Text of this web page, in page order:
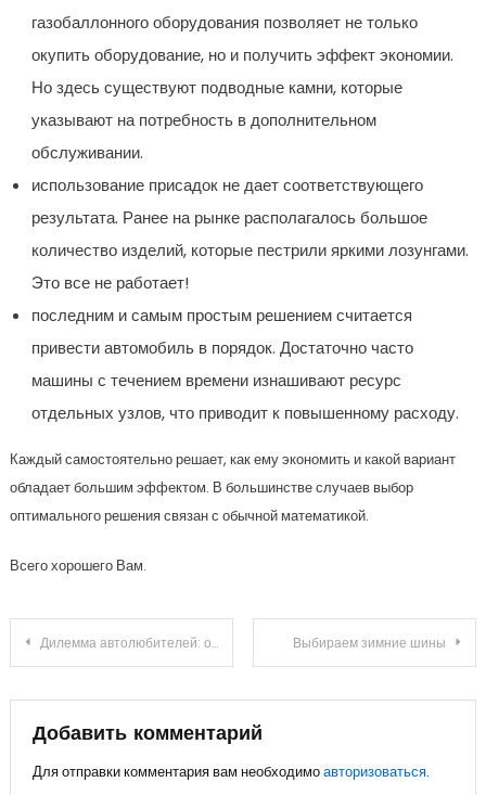
газобаллонного оборудования позволяет не только
окупить оборудование, но и получить эффект экономии.
Но здесь существуют подводные камни, которые
указывают на потребность в дополнительном
обслуживании.
использование присадок не дает соответствующего
результата. Ранее на рынке располагалось большое
количество изделий, которые пестрили яркими лозунгами.
Это все не работает!
последним и самым простым решением считается
привести автомобиль в порядок. Достаточно часто
машины с течением времени изнашивают ресурс
отдельных узлов, что приводит к повышенному расходу.
Каждый самостоятельно решает, как ему экономить и какой вариант
обладает большим эффектом. В большинстве случаев выбор
оптимального решения связан с обычной математикой.
Всего хорошего Вам.
Навигация
записям
Дилемма автолюбителей: оригинальные или запчасти-заменители? Выбираем зимние шины
Добавить комментарий
Для отправки комментария вам необходимоавторизоваться.